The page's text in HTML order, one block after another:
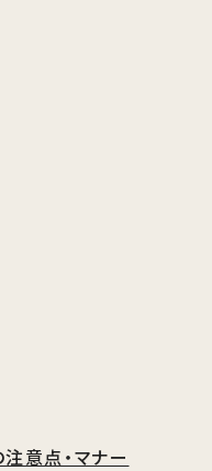
意点・マナー